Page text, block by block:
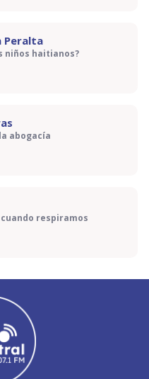
Peralta
niños haitianos?
abogacía
respiramos